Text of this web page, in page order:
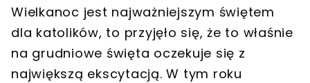
Wielkanoc jest najważniejszym świętem
dla katolików, to przyjęło się, że to właśnie
na grudniowe święta oczekuje się z
największą ekscytacją. W tym roku